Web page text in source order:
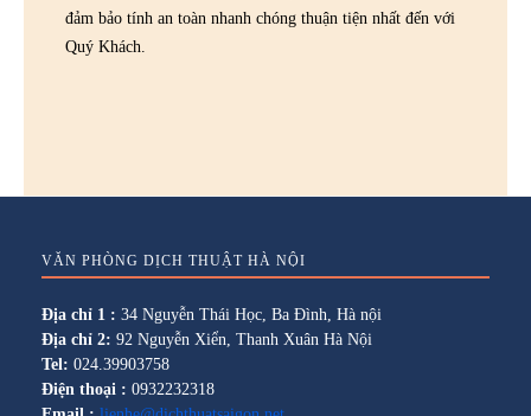
đảm bảo tính an toàn nhanh chóng thuận tiện nhất đến với
Quý Khách.
VĂN PHÒNG DỊCH THUẬT HÀ NỘI
Địa chỉ 1 : 34 Nguyễn Thái Học, Ba Đình, Hà nội
Địa chỉ 2: 92 Nguyễn Xiển, Thanh Xuân Hà Nội
Tel: 024.39903758
Điện thoại : 0932232318